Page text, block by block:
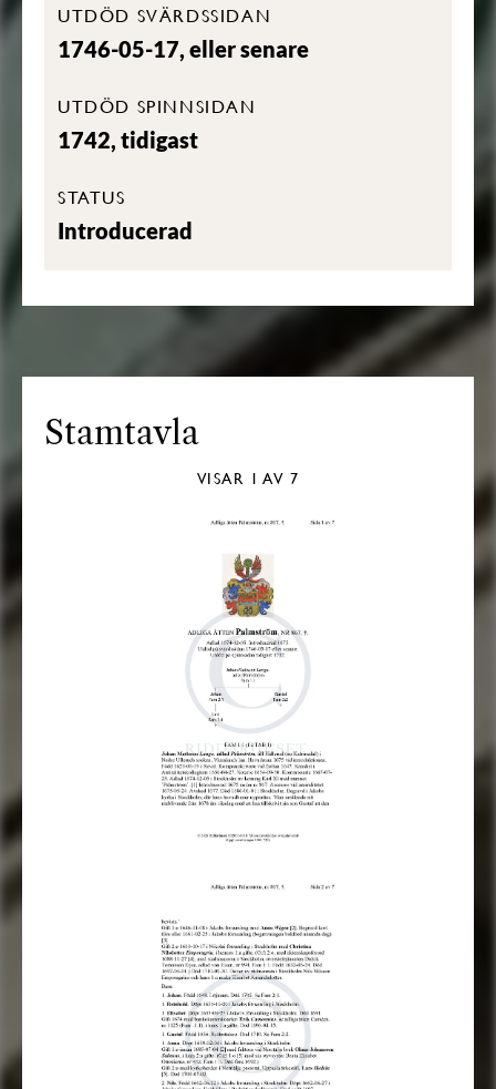
UTDÖD SVÄRDSSIDAN
1746-05-17, eller senare
UTDÖD SPINNSIDAN
1742, tidigast
STATUS
Introducerad
Stamtavla
VISAR 1 AV 7